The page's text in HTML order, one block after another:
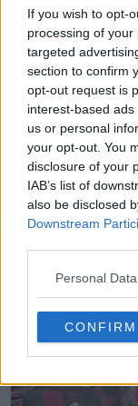
If you wish to opt-
processing of
targeted
section to confirm
opt-out request is
interest-based
us or personal
your opt-out. You
disclosure of your
IAB’s list of
also be disclosed
Downstream
Personal
CONFIRM
Dévoilement
26-27 –
35 0 1.6K